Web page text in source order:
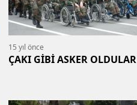
15 yıl önce
ÇAKI GİBİ ASKER OLDULAR